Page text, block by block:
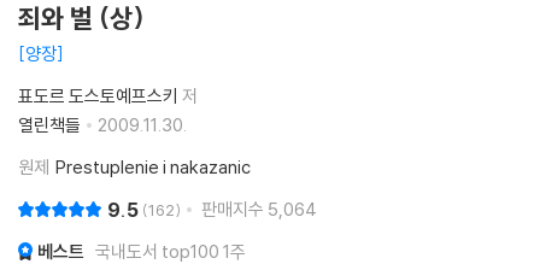
죄와 벌 (상)
양장
표도르 도스토예프스키 저
열린책들
2009.11.30.
원제 Prestuplenie i nakazanic
9.5 162 판매지수 5,064
베스트 국내도서 top100 1주